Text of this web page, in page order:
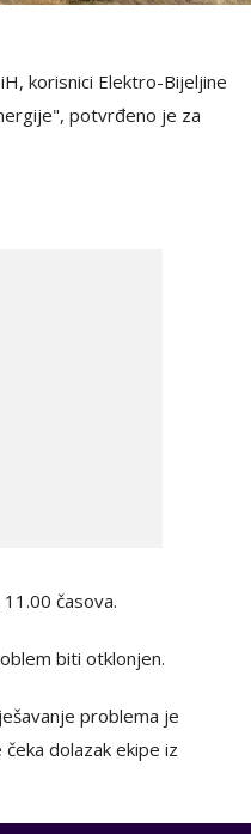
korisnici Elektro-Bijeljine
potvrđeno je za
časova.
biti otklonjen.
problema je
dolazak ekipe iz